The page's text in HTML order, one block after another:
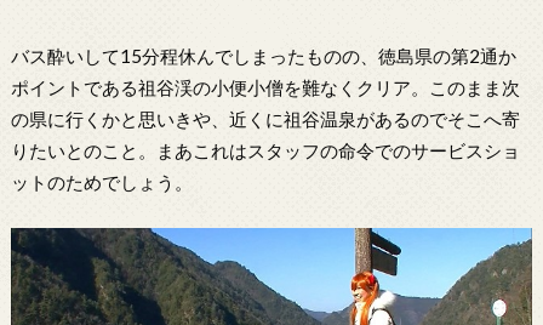
バス酔いして15分程休んでしまったものの、徳島県の第2通か
ポイントである祖谷渓の小便小僧を難なくクリア。このまま次
の県に行くかと思いきや、近くに祖谷温泉があるのでそこへ寄
りたいとのこと。まあこれはスタッフの命令でのサービスショ
ットのためでしょう。